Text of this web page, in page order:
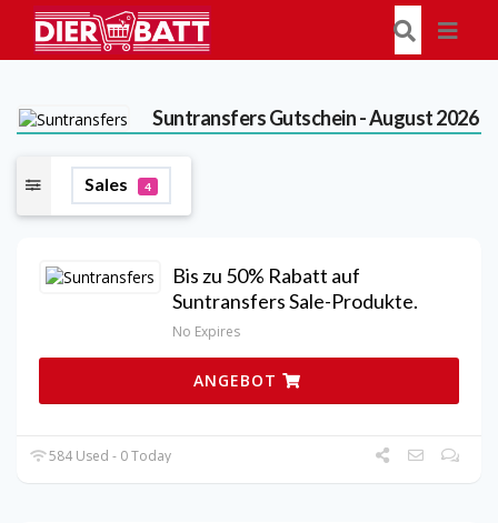
SuntransfersGutschein - August 2026
Sales 4
Bis zu 50% Rabatt auf
Suntransfers Sale-Produkte.
No Expires
ANGEBOT
584 Used - 0 Today